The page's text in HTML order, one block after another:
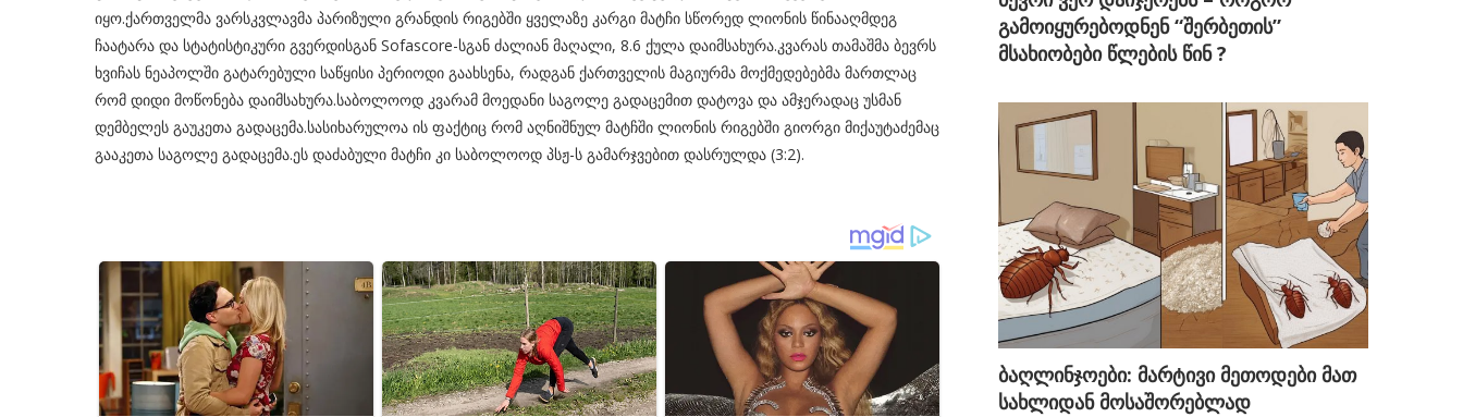
იყო.ქართველმა ვარსკვლავმა პარიზული გრანდის რიგებში ყველაზე კარგი მატჩი სწორედ ლიონის წინააღმდეგ
ჩაატარა და სტატისტიკური გვერდისგან Sofascore-სგან ძალიან მაღალი, 8.6 ქულა დაიმსახურა.კვარას თამაშმა ბევრს
ხვიჩას ნეაპოლში გატარებული საწყისი პერიოდი გაახსენა, რადგან ქართველის მაგიურმა მოქმედებებმა მართლაც
რომ დიდი მოწონება დაიმსახურა.საბოლოოდ კვარამ მოედანი საგოლე გადაცემით დატოვა და ამჯერადაც უსმან
დემბელეს გაუკეთა გადაცემა.სასიხარულოა ის ფაქტიც რომ აღნიშნულ მატჩში ლიონის რიგებში გიორგი მიქაუტაძემაც
გააკეთა საგოლე გადაცემა.ეს დაძაბული მატჩი კი საბოლოოდ პსჟ-ს გამარჯვებით დასრულდა (3:2).
გამოიყურებოდნენ “შერბეთის”
მსახიობები წლების წინ ?
ბაღლინჯოები: მარტივი მეთოდები მათ
სახლიდან მოსაშორებლად